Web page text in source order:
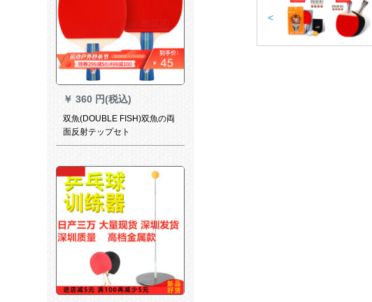
￥ 360 円(税込)
双魚(DOUBLE FISH)双魚の両
面反射テップセト
<